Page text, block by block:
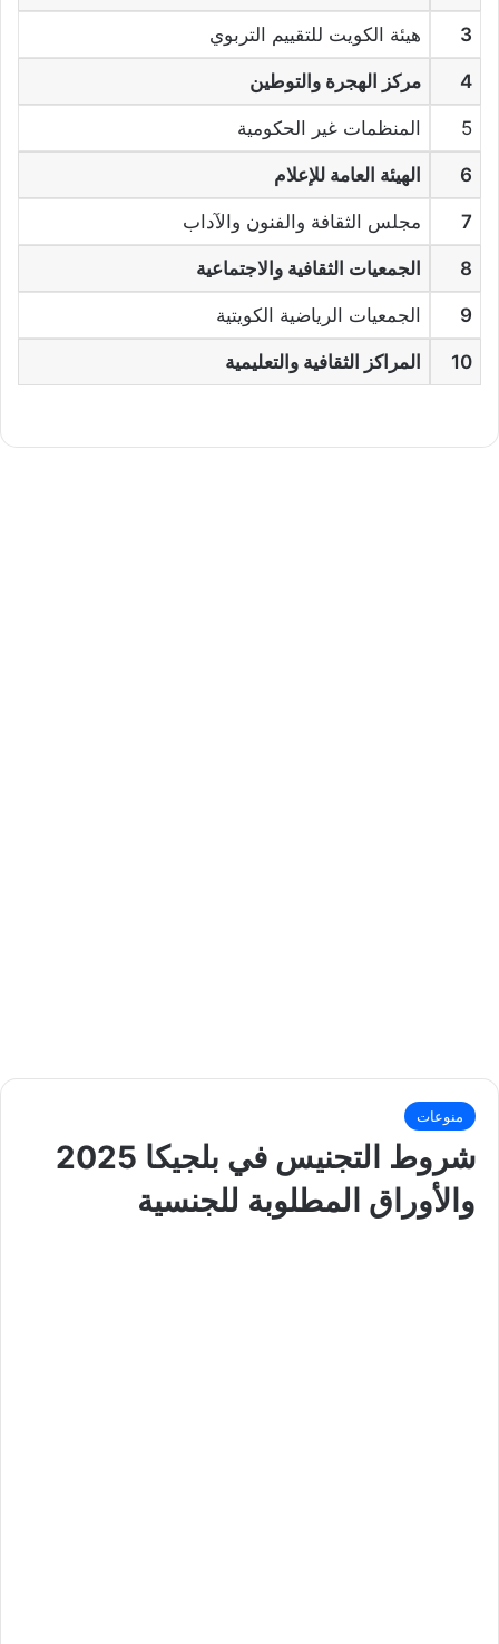
3 هيئة الكويت للتقييم التربوي
4 مركز الهجرة والتوطين
5 المنظمات غير الحكومية
6 الهيئة العامة للإعلام
7 مجلس الثقافة والفنون والآداب
8 الجمعيات الثقافية والاجتماعية
9 الجمعيات الرياضية الكويتية
10 المراكز الثقافية والتعليمية